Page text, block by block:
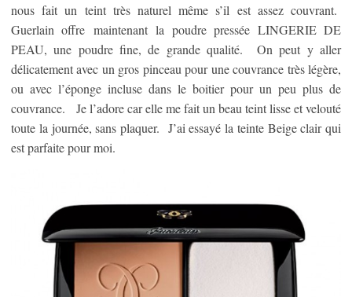
nous fait un teint très naturel même s’il est assez couvrant.
Guerlain offre maintenant la poudre pressée LINGERIE DE
PEAU, une poudre fine, de grande qualité. On peut y aller
délicatement avec un gros pinceau pour une couvrance très légère,
ou avec l’éponge incluse dans le boitier pour un peu plus de
couvrance. Je l’adore car elle me fait un beau teint lisse et velouté
toute la journée, sans plaquer. J’ai essayé la teinte Beige clair qui
est parfaite pour moi.